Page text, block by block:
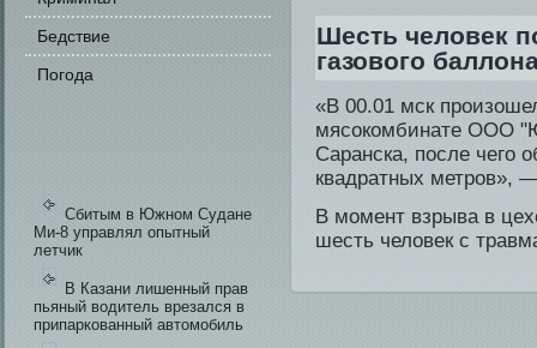
Бедстви­е
Погода
Сбитым в Южном Судане
Ми-8 управлял опытный
летчик
В Казани лишенный прав
пьяный водитель врезался в
припаркованный автомобиль
Шесть человек
газового
«В 00.01 мск
мясокомбинате ООО
Саранска, после чего
квадратных метров»,
В момент взрыва в
шесть человек с